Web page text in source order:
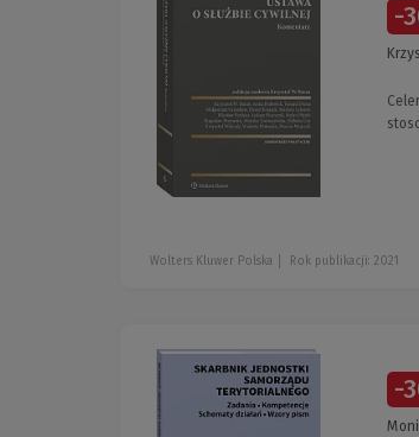
-
Wolters Kluwer Polska Rok publikacji: 2021
-